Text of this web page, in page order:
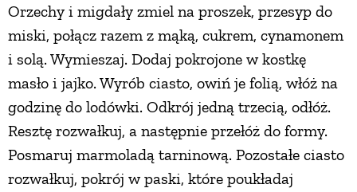
Orzechy i migdały zmiel na proszek, przesyp do
miski, połącz razem z mąką, cukrem, cynamonem
i solą. Wymieszaj. Dodaj pokrojone w kostkę
masło i jajko. Wyrób ciasto, owiń je folią, włóż na
godzinę do lodówki. Odkrój jedną trzecią, odłóż.
Resztę rozwałkuj, a następnie przełóż do formy.
Posmaruj marmoladą tarninową. Pozostałe ciasto
rozwałkuj, pokrój w paski, które poukładaj